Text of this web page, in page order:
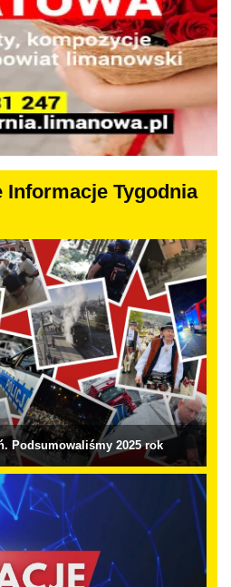
Informacje Tygodnia
Podsumowaliśmy 2025 rok